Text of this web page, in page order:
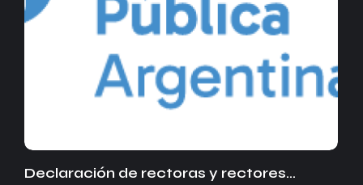
Declaración de rectoras y rectores…